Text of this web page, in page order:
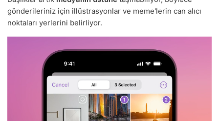
gönderileriniz için illüstrasyonlar ve meme'lerin can alıcı
noktaları yerlerini belirliyor.